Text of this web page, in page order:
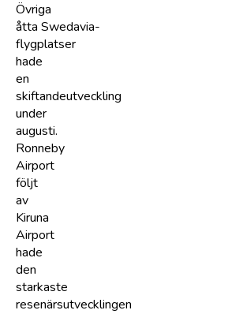
Övriga
åtta Swedavia-
flygplatser
hade
en
skiftandeutveckling
under
augusti.
Ronneby
Airport
följt
av
Kiruna
Airport
hade
den
starkaste
resenärsutvecklingen